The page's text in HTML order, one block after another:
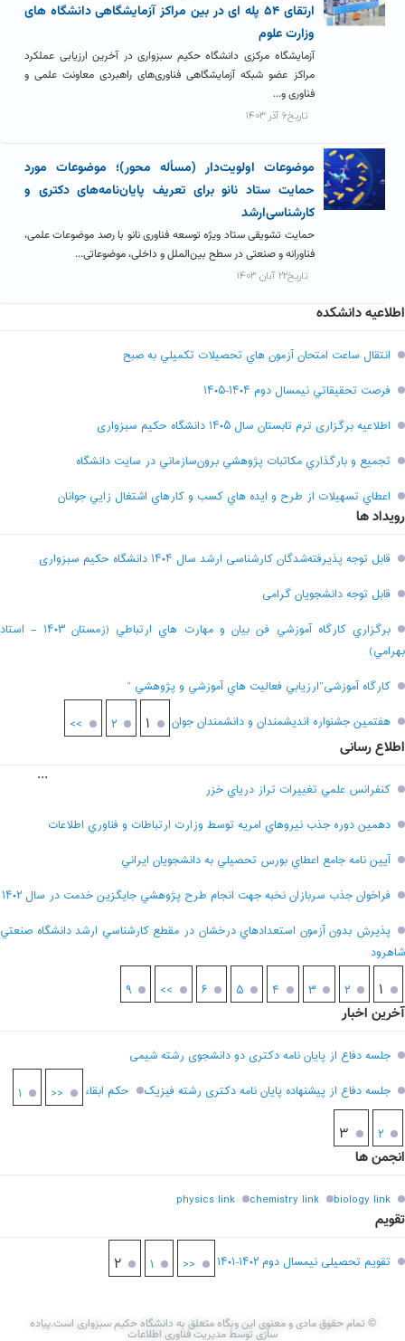
ارتقای ۵۴ پله ای در بین مراکز آزمایشگاهی دانشگاه های
وزارت علوم
آزمایشگاه مرکزی دانشگاه حکیم سبزواری در آخرین ارزیابی عملکرد
مراکز عضو شبکه آزمایشگاهی فناوری‌های راهبردی معاونت علمی و
فناوری و...
تاریخ۶ آذر ۱۴۰۳
موضوعات اولویت‌دار (مسأله محور)؛ موضوعات مورد
حمایت ستاد نانو برای تعریف پایان‌نامه‌های دکتری و
کارشناسی‌ارشد
حمایت تشویقی ستاد ویژه توسعه فناوری نانو با رصد موضوعات علمی،
فناورانه و صنعتی در سطح بین‌الملل و داخلی، موضوعاتی...
تاریخ۲۲ آبان ۱۴۰۳
اطلاعیه دانشکده
انتقال ساعت امتحان آزمون هاي تحصيلات تکميلي به صبح
فرصت تحقيقاتي نیمسال دوم ۱۴۰۴-۱۴۰۵
اطلاعیه برگزاری ترم تابستان سال ۱۴۰۵ دانشگاه حکیم سبزواری
تجميع و بارگذاري مکاتبات پژوهشي برون‌سازماني در سايت دانشگاه
اعطاي تسهيلات از طرح و ايده هاي کسب و کارهاي اشتغال زايي جوانان
رویداد ها
قابل توجه پذیرفته‌شدگان کارشناسی ارشد سال ۱۴۰۴ دانشگاه حکیم سبزواری
قابل توجه دانشجویان گرامی
برگزاري کارگاه آموزشي فن بيان و مهارت هاي ارتباطي (زمستان ۱۴۰۳ – استاد
بهرامي)
کارگاه آموزشی”ارزيابي فعاليت هاي آموزشي و پژوهشي “
هفتمين جشنواره انديشمندان و دانشمندان جوان
۱ ۲ >>
اطلاع رسانی
کنفرانس علمي تغييرات تراز درياي خزر
دهمين دوره جذب نيروهاي امريه توسط وزارت ارتباطات و فناوري اطلاعات
آيين نامه جامع اعطاي بورس تحصيلي به دانشجويان ايراني
فراخوان جذب سربازان نخبه جهت انجام طرح پژوهشي جايگزين خدمت در سال ۱۴۰۲
پذيرش بدون آزمون استعدادهاي درخشان در مقطع کارشناسي ارشد دانشگاه صنعتي
شاهرود
۱ ۲ ۳ ۴ ۵ ۶
...
۹ >>
آخرین اخبار
جلسه دفاع از پایان نامه دکتری دو دانشجوی رشته شیمی
جلسه دفاع از پیشنهاده پایان نامه دکتری رشته فیزیک
حکم ابقاء << ۱
۲ ۳
انجمن ها
biology link
chemistry link
physics link
تقویم
تقویم تحصیلی نیمسال دوم ۱۴۰۲-۱۴۰۱ << ۱ ۲
© تمام حقوق مادی و معنوی این وبگاه متعلق به دانشگاه حکیم سبزواری است.پیاده
سازی توسط مدیریت فناوری اطلاعات